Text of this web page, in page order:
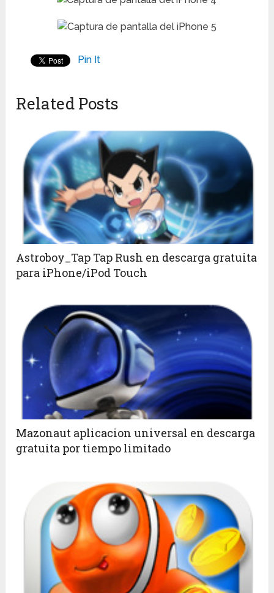
Pin It
Related Posts
Astroboy_Tap Tap Rush en descarga gratuita
para iPhone/iPod Touch
Mazonaut aplicacion universal en descarga
gratuita por tiempo limitado